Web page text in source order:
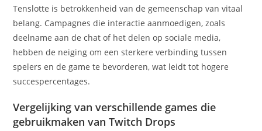
Tenslotte is betrokkenheid van de gemeenschap van vitaal
belang. Campagnes die interactie aanmoedigen, zoals
deelname aan de chat of het delen op sociale media,
hebben de neiging om een sterkere verbinding tussen
spelers en de game te bevorderen, wat leidt tot hogere
succespercentages.
Vergelijking van verschillende games die
gebruikmaken van Twitch Drops